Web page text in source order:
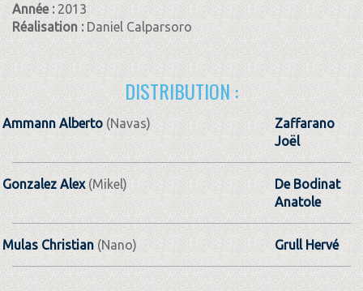
Année : 2013
Réalisation :Daniel Calparsoro
DISTRIBUTION :
Ammann Alberto(Navas)
Zaffarano
Joël
Gonzalez Alex(Mikel)
De Bodinat
Anatole
Mulas Christian(Nano) Grull Hervé